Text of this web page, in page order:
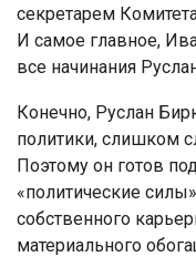
секретарем
И самое главное,
все начинания
Конечно, Руслан
политики, слишком
Поэтому он готов
«политические
собственного
материального